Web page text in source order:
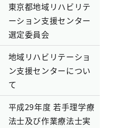
東京都地域リハビリテ
ーション支援センター
選定委員会
地域リハビリテーショ
ン支援センターについ
て
平成29年度 若手理学療
法士及び作業療法士実